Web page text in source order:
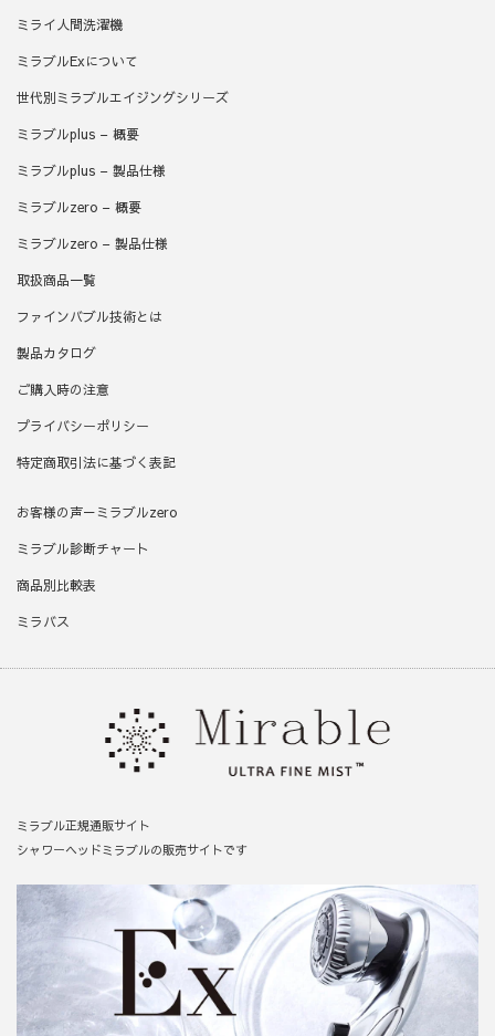
ミライ人間洗濯機
ミラブルExについて
世代別ミラブルエイジングシリーズ
ミラブルplus – 概要
ミラブルplus – 製品仕様
ミラブルzero – 概要
ミラブルzero – 製品仕様
取扱商品一覧
ファインバブル技術とは
製品カタログ
ご購入時の注意
プライバシーポリシー
特定商取引法に基づく表記
お客様の声－ミラブルzero
ミラブル診断チャート
商品別比較表
ミラバス
ミラブル正規通販サイト
シャワーヘッドミラブルの販売サイトです